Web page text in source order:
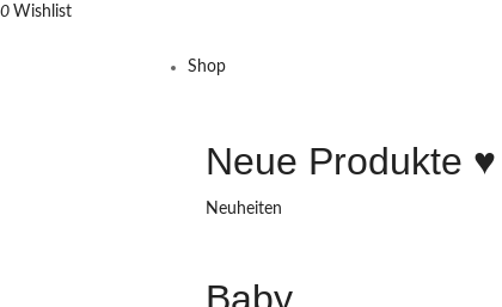
0 Wishlist
Shop
Neue Produkte ♥️
Neuheiten